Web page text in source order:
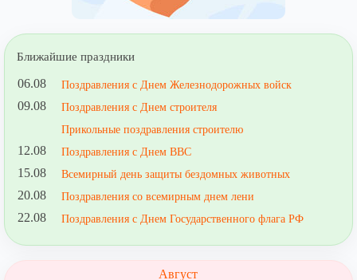
Ближайшие праздники
06.08 Поздравления с Днем Железнодорожных войск
09.08
Поздравления с Днем строителя
Прикольные поздравления строителю
12.08 Поздравления с Днем ВВС
15.08 Всемирный день защиты бездомных животных
20.08 Поздравления со всемирным днем лени
22.08 Поздравления с Днем Государственного флага РФ
Август